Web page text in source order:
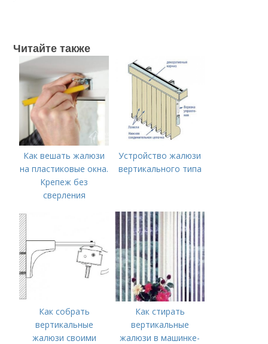
Читайте также
Как вешать жалюзи
на пластиковые окна.
Крепеж без
сверления
Устройство жалюзи
вертикального типа
Как собрать
вертикальные
жалюзи своими
Как стирать
вертикальные
жалюзи в машинке-